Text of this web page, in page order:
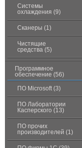
Системы
охлаждения (9)
Сканеры (1)
Чистящие
средства (5)
Программное
обеспечение (56)
ПО Microsoft (3)
ПО Лаборатории
Касперского (13)
ПО прочих
производителей (1)